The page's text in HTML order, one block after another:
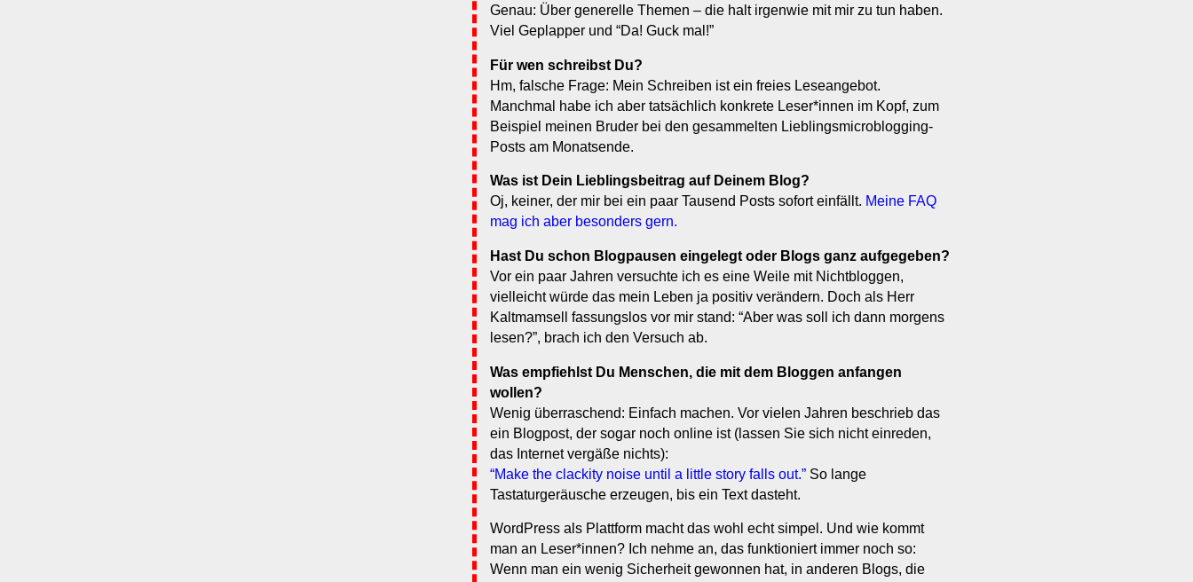
Genau: Über generelle Themen – die halt irgenwie mit mir zu tun haben.
Viel Geplapper und “Da! Guck mal!”
Für wen schreibst Du?
Hm, falsche Frage: Mein Schreiben ist ein freies Leseangebot.
Manchmal habe ich aber tatsächlich konkrete Leser*innen im Kopf, zum
Beispiel meinen Bruder bei den gesammelten Lieblingsmicroblogging-
Posts am Monatsende.
Was ist Dein Lieblingsbeitrag auf Deinem Blog?
Oj, keiner, der mir bei ein paar Tausend Posts sofort einfällt. Meine FAQ
mag ich aber besonders gern.
Hast Du schon Blogpausen eingelegt oder Blogs ganz aufgegeben?
Vor ein paar Jahren versuchte ich es eine Weile mit Nichtbloggen,
vielleicht würde das mein Leben ja positiv verändern. Doch als Herr
Kaltmamsell fassungslos vor mir stand: “Aber was soll ich dann morgens
lesen?”, brach ich den Versuch ab.
Was empfiehlst Du Menschen, die mit dem Bloggen anfangen
wollen?
Wenig überraschend: Einfach machen. Vor vielen Jahren beschrieb das
ein Blogpost, der sogar noch online ist (lassen Sie sich nicht einreden,
das Internet vergäße nichts):
“Make the clackity noise until a little story falls out.” So lange
Tastaturgeräusche erzeugen, bis ein Text dasteht.
WordPress als Plattform macht das wohl echt simpel. Und wie kommt
man an Leser*innen? Ich nehme an, das funktioniert immer noch so:
Wenn man ein wenig Sicherheit gewonnen hat, in anderen Blogs, die